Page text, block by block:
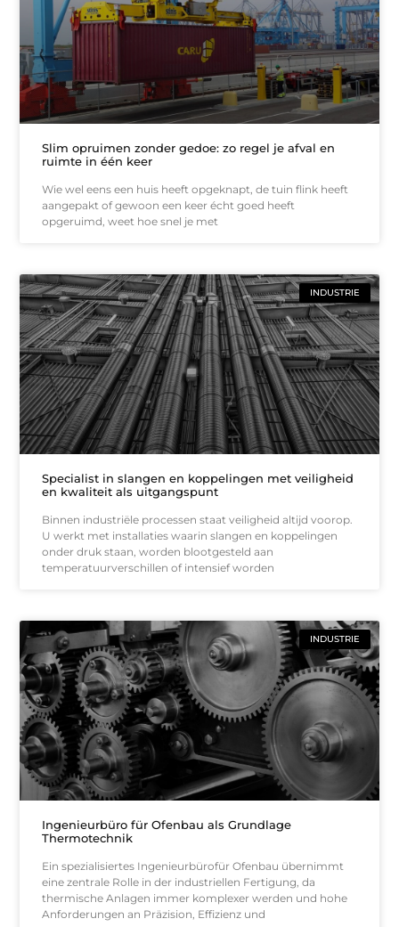
Slim opruimen zonder gedoe: zo regel je afval en
ruimte in één keer
Wie wel eens een huis heeft opgeknapt, de tuin flink heeft
aangepakt of gewoon een keer écht goed heeft
opgeruimd, weet hoe snel je met
INDUSTRIE
Specialist in slangen en koppelingen met veiligheid
en kwaliteit als uitgangspunt
Binnen industriële processen staat veiligheid altijd voorop.
U werkt met installaties waarin slangen en koppelingen
onder druk staan, worden blootgesteld aan
temperatuurverschillen of intensief worden
INDUSTRIE
Ingenieurbüro für Ofenbau als Grundlage
Thermotechnik
Ein spezialisiertes Ingenieurbürofür Ofenbau übernimmt
eine zentrale Rolle in der industriellen Fertigung, da
thermische Anlagen immer komplexer werden und hohe
Anforderungen an Präzision, Effizienz und